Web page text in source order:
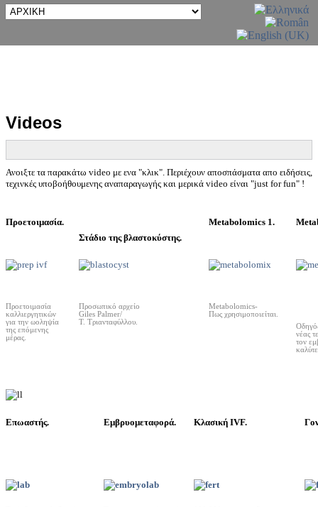
Videos
Ανοιξτε τα παρακάτω video με ενα "κλικ". Περιέχουν αποσπάσματα απο ειδήσεις,
τεχινκές υποβοήθουμενης αναπαραγωγής και μερικά video είναι "just for fun" !
Προετοιμασία.
Στάδιο της βλαστοκύστης.
Metabolomics 1.
Προετοιμασία
καλλιεργητικών
για την ωοληψία
της επόμενης
μέρας.
Προσωπικό αρχείο
Giles Palmer/
T. Τριανταφύλλου.
Metabolomics-
Πως χρησιμοποιείται.
νέας
τον
Επωαστής. Εμβρυομεταφορά. Κλασική IVF.